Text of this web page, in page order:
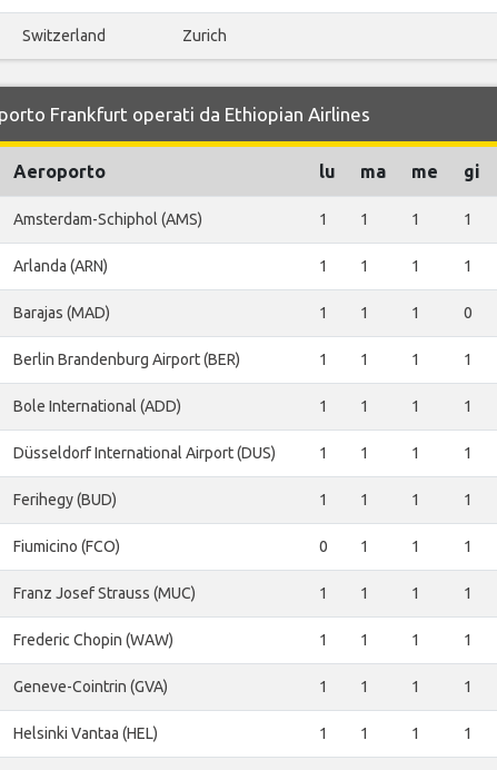
Switzerland Zurich
Frankfurt operati da Ethiopian Airlines
Aeroporto lu ma me gi
Amsterdam-Schiphol (AMS) 1 1 1 1
Arlanda (ARN) 1 1 1 1
Barajas (MAD) 1 1 1 0
Berlin Brandenburg Airport (BER) 1 1 1 1
Bole International (ADD) 1 1 1 1
Düsseldorf International Airport (DUS) 1 1 1 1
Ferihegy (BUD) 1 1 1 1
Fiumicino (FCO) 0 1 1 1
Franz Josef Strauss (MUC) 1 1 1 1
Frederic Chopin (WAW) 1 1 1 1
Geneve-Cointrin (GVA) 1 1 1 1
Helsinki Vantaa (HEL) 1 1 1 1